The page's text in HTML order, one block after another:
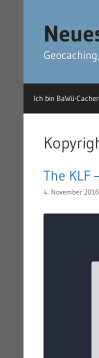
Ich bin BaWü-
The KLF
4. November 2016